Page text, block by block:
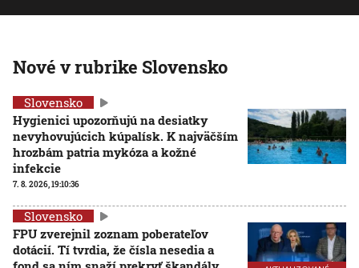
Nové v rubrike Slovensko
Slovensko
Hygienici upozorňujú na desiatky
nevyhovujúcich kúpalísk. K najväčším
hrozbám patria mykóza a kožné
infekcie
7. 8. 2026, 19:10:36
Slovensko
FPU zverejnil zoznam poberateľov
dotácií. Tí tvrdia, že čísla nesedia a